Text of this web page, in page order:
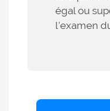
égal ou
l’examen